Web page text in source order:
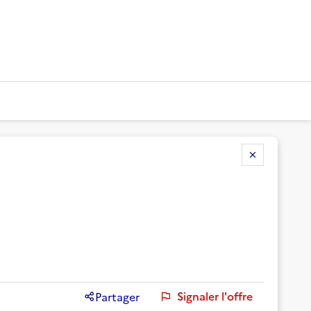
Partager Signaler l'offre